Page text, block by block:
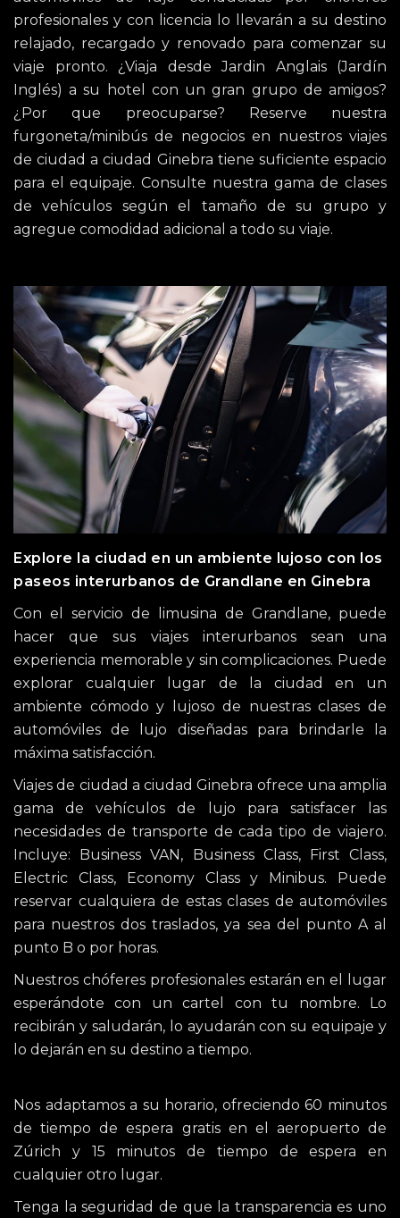
profesionales y con licencia lo llevarán a su destino
relajado, recargado y renovado para comenzar su
viaje pronto. ¿Viaja desde Jardin Anglais (Jardín
Inglés) a su hotel con un gran grupo de amigos?
¿Por que preocuparse? Reserve nuestra
furgoneta/minibús de negocios en nuestros viajes
de ciudad a ciudad Ginebra tiene suficiente espacio
para el equipaje. Consulte nuestra gama de clases
de vehículos según el tamaño de su grupo y
agregue comodidad adicional a todo su viaje.
Explore la ciudad en un ambiente lujoso con los
paseos interurbanos de Grandlane en Ginebra
Con el servicio de limusina de Grandlane, puede
hacer que sus viajes interurbanos sean una
experiencia memorable y sin complicaciones. Puede
explorar cualquier lugar de la ciudad en un
ambiente cómodo y lujoso de nuestras clases de
automóviles de lujo diseñadas para brindarle la
máxima satisfacción.
Viajes de ciudad a ciudad Ginebra ofrece una amplia
gama de vehículos de lujo para satisfacer las
necesidades de transporte de cada tipo de viajero.
Incluye: Business VAN, Business Class, First Class,
Electric Class, Economy Class y Minibus. Puede
reservar cualquiera de estas clases de automóviles
para nuestros dos traslados, ya sea del punto A al
punto B o por horas.
Nuestros chóferes profesionales estarán en el lugar
esperándote con un cartel con tu nombre. Lo
recibirán y saludarán, lo ayudarán con su equipaje y
lo dejarán en su destino a tiempo.
Nos adaptamos a su horario, ofreciendo 60 minutos
de tiempo de espera gratis en el aeropuerto de
Zúrich y 15 minutos de tiempo de espera en
cualquier otro lugar.
Tenga la seguridad de que la transparencia es uno